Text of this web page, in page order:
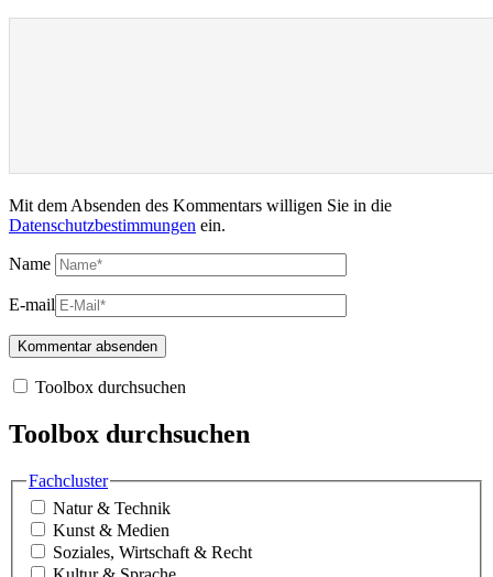
Mit dem Absenden des Kommentars willigen Sie in die
Datenschutzbestimmungen ein.
Name
E-mail
Toolbox durchsuchen
Toolbox durchsuchen
Fachcluster
Natur & Technik
Kunst & Medien
Soziales, Wirtschaft & Recht